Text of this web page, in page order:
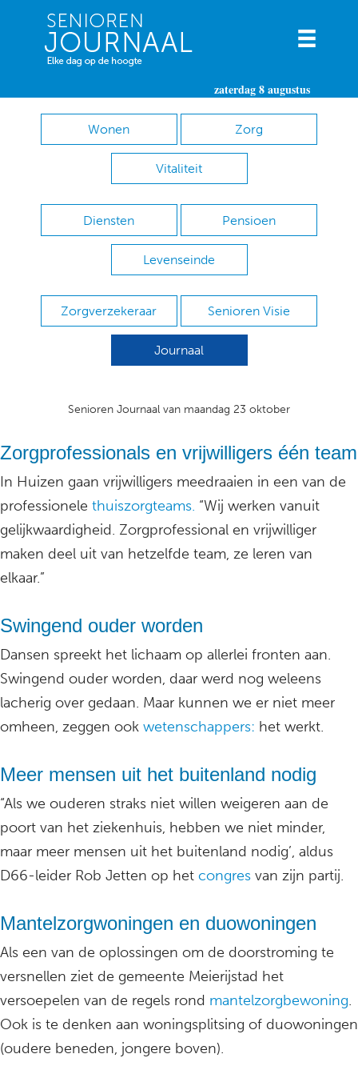
zaterdag 8 augustus
Wonen Zorg
Vitaliteit
Diensten Pensioen
Levenseinde
Zorgverzekeraar Senioren Visie
Journaal
Senioren Journaal van maandag 23 oktober
Zorgprofessionals en vrijwilligers één team
In Huizen gaan vrijwilligers meedraaien in een van de
professionele thuiszorgteams. “Wij werken vanuit
gelijkwaardigheid. Zorgprofessional en vrijwilliger
maken deel uit van hetzelfde team, ze leren van
elkaar.”
Swingend ouder worden
Dansen spreekt het lichaam op allerlei fronten aan.
Swingend ouder worden, daar werd nog weleens
lacherig over gedaan. Maar kunnen we er niet meer
omheen, zeggen ook wetenschappers: het werkt.
Meer mensen uit het buitenland nodig
“Als we ouderen straks niet willen weigeren aan de
poort van het ziekenhuis, hebben we niet minder,
maar meer mensen uit het buitenland nodig’, aldus
D66-leider Rob Jetten op het congres van zijn partij.
Mantelzorgwoningen en duowoningen
Als een van de oplossingen om de doorstroming te
versnellen ziet de gemeente Meierijstad het
versoepelen van de regels rond mantelzorgbewoning.
Ook is te denken aan woningsplitsing of duowoningen
(oudere beneden, jongere boven).